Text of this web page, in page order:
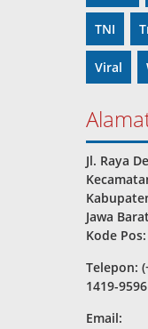
TNI
Viral
Jl. Raya
Jawa
Kode
Telepon:
1419-9596
Email: